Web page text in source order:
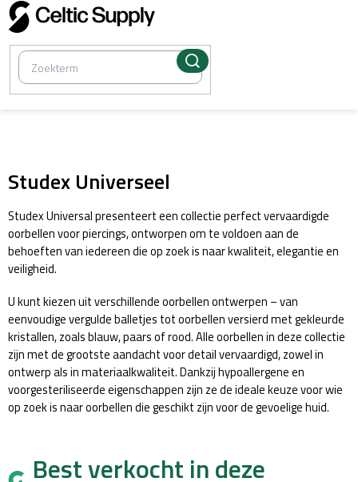
Overslaan
naar
inhoud
Studex Universeel
Studex Universal presenteert een collectie perfect vervaardigde
oorbellen voor piercings, ontworpen om te voldoen aan de
behoeften van iedereen die op zoek is naar kwaliteit, elegantie en
veiligheid.
U kunt kiezen uit verschillende oorbellen ontwerpen – van
eenvoudige vergulde balletjes tot oorbellen versierd met gekleurde
kristallen, zoals blauw, paars of rood. Alle oorbellen in deze collectie
zijn met de grootste aandacht voor detail vervaardigd, zowel in
ontwerp als in materiaalkwaliteit. Dankzij hypoallergene en
voorgesteriliseerde eigenschappen zijn ze de ideale keuze voor wie
op zoek is naar oorbellen die geschikt zijn voor de gevoelige huid.
Best verkocht in deze